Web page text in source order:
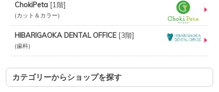
ChokiPeta [1階]
カット＆カラー
HIBARIGAOKA DENTAL OFFICE [3階]
歯科
カテゴリーからショップを探す